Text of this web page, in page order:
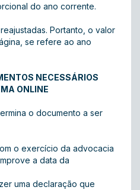
do ano corrente.
Portanto, o valor
se refere ao ano
NECESSÁRIOS
ONLINE
o documento a ser
o exercício da advocacia
a data da
uma declaração que